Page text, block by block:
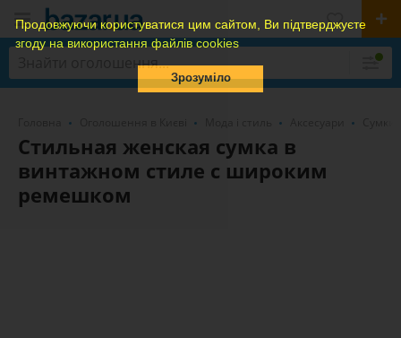
Продовжуючи користуватися цим сайтом, Ви підтверджуєте
згоду на використання файлів cookies
Зрозуміло
Стильная женская сумка в
винтажном стиле с широким
ремешком